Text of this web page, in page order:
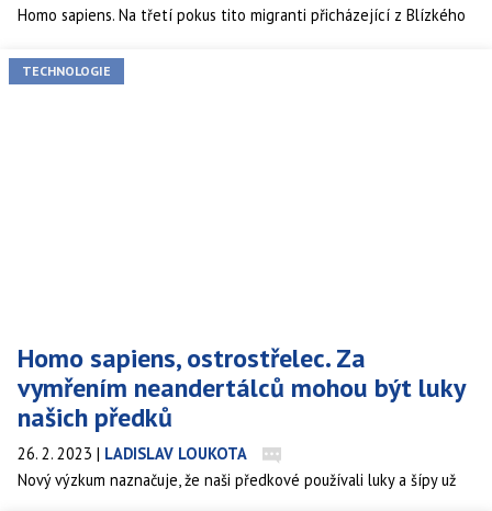
Homo sapiens. Na třetí pokus tito migranti přicházející z Blízkého
TECHNOLOGIE
Homo sapiens, ostrostřelec. Za
vymřením neandertálců mohou být luky
našich předků
26. 2. 2023 | LADISLAV LOUKOTA
Nový výzkum naznačuje, že naši předkové používali luky a šípy už